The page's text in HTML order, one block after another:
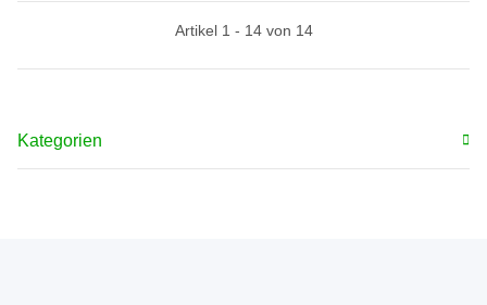
Artikel 1 - 14 von 14
Kategorien